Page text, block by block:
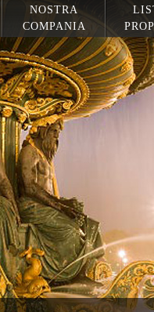
NOSTRA
COMPANIA